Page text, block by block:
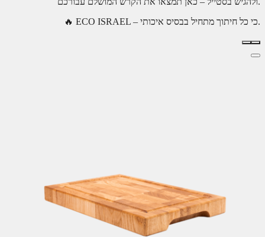
🔥 ECO ISRAEL – כי כל חיתוך מתחיל בבסיס איכותי.